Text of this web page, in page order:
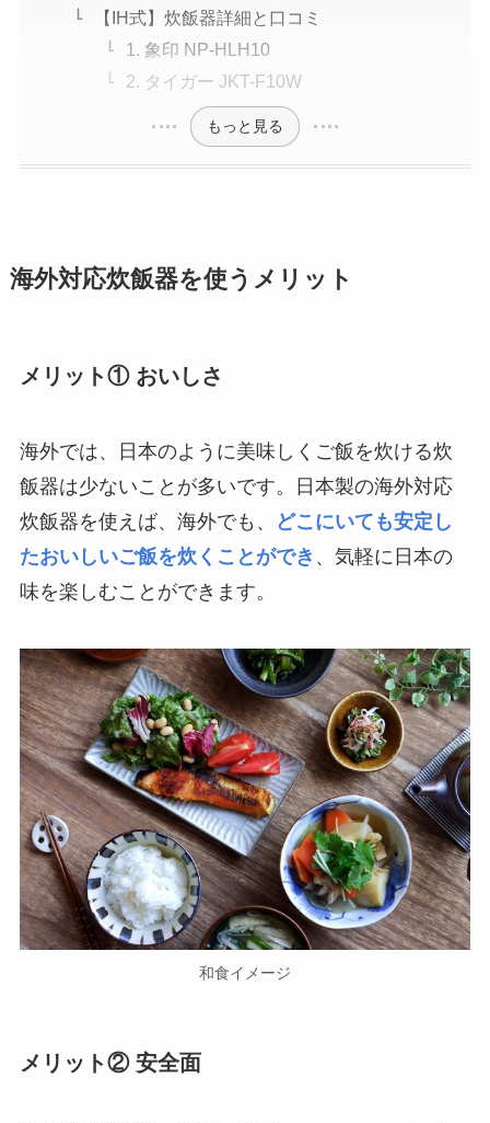
【IH式】炊飯器詳細と口コミ
1. 象印 NP-HLH10
2. タイガー JKT-F10W
もっと見る
海外対応炊飯器を使うメリット
メリット① おいしさ
海外では、日本のように美味しくご飯を炊ける炊
飯器は少ないことが多いです。日本製の海外対応
炊飯器を使えば、海外でも、
どこにいても安定し
たおいしいご飯を炊くことができ 、気軽に日本の
味を楽しむことができます。
和食イメージ
メリット② 安全面